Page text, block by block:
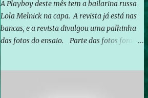
A Playboy deste mês tem a bailarina russa
Lola Melnick na capa. A revista já está nas
bancas, e a revista divulgou uma palhinha
das fotos do ensaio. Parte das fotos foram